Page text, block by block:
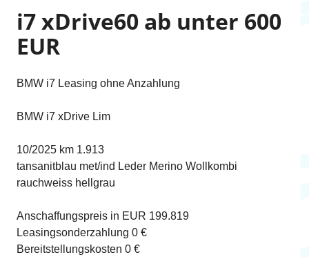
i7 xDrive60 ab unter 600
EUR
BMW i7 Leasing ohne Anzahlung
BMW i7 xDrive Lim
10/2025 km 1.913
tansanitblau met/ind Leder Merino Wollkombi
rauchweiss hellgrau
Anschaffungspreis in EUR 199.819
Leasingsonderzahlung 0 €
Bereitstellungskosten 0 €